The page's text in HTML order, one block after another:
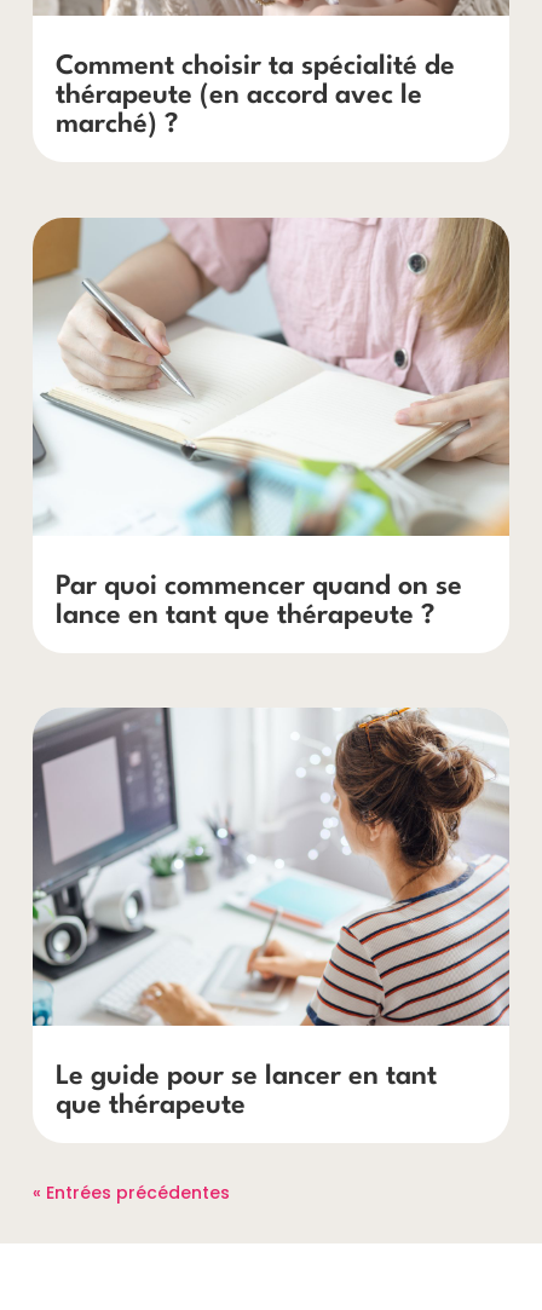
Comment choisir ta spécialité de
thérapeute (en accord avec le
marché) ?
Par quoi commencer quand on se
lance en tant que thérapeute ?
Le guide pour se lancer en tant
que thérapeute
« Entrées précédentes